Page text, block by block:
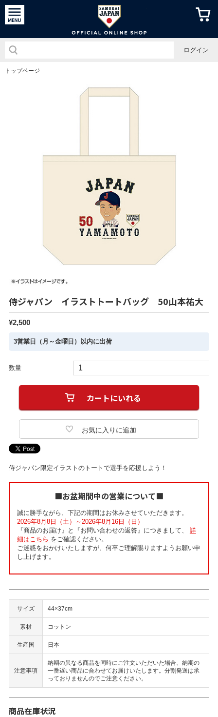
侍ジャパ
ログイン
トップページ
侍ジャパン イラストトートバッグ 50山本祐大
¥2,500
3営業日（月～金曜日）以内に出荷
数量
侍ジャパン限定イラストのトートで選手を応援しよう！
■お盆期間中の営業について■
誠に勝手ながら、下記の期間はお休みさせていただきます。
2026年8月8日（土）～2026年8月16日（日）
『商品のお届け』と『お問い合わせの返答』につきまして、 詳
細はこちら をご確認ください。
ご迷惑をおかけいたしますが、何卒ご理解賜りますようお願い申
し上げます。
サイズ 44×37cm
素材 コットン
生産国 日本
注意事項
納期の異なる商品を同時にご注文いただいた場合、納期の
一番遅い商品に合わせてお届けいたします。分割発送は承
っておりませんのでご注意ください。
商品在庫状況